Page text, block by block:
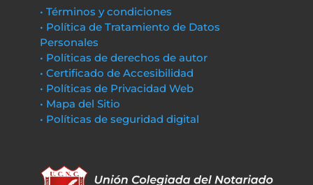
• Términos y condiciones
• Política de Tratamiento de Datos
Personales
• Políticas de derechos de autor
• Certificado de Accesibilidad
• Políticas de Privacidad Web
• Mapa del Sitio
• Políticas de seguridad digital